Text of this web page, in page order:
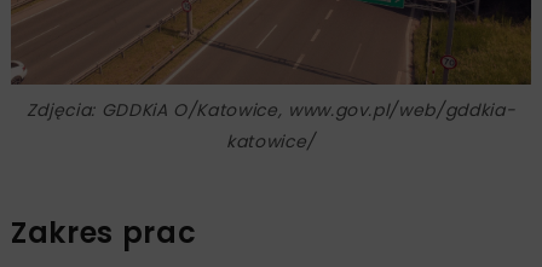
Zdjęcia: GDDKiA O/Katowice, www.gov.pl/web/gddkia-
katowice/
Zakres prac